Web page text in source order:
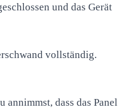
und das Gerät
vollständig.
annimmst, dass das Panel